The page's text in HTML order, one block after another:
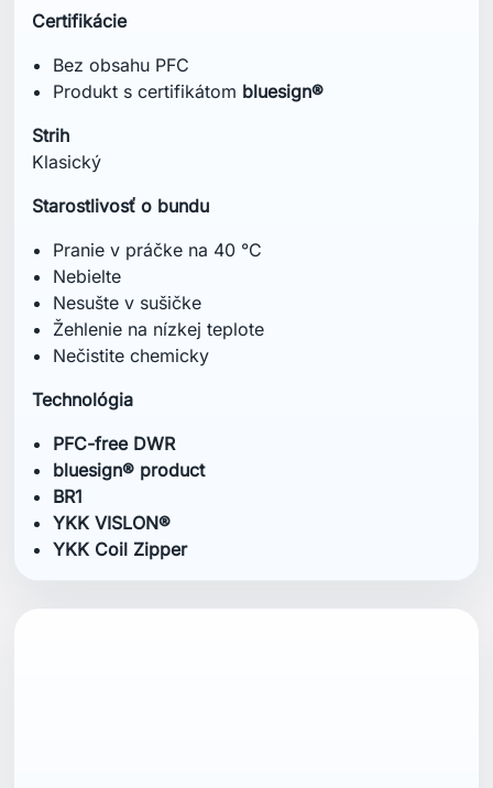
Certifikácie
Bez obsahu PFC
Produkt s certifikátom bluesign®
Strih
Klasický
Starostlivosť o bundu
Pranie v práčke na 40 °C
Nebielte
Nesušte v sušičke
Žehlenie na nízkej teplote
Nečistite chemicky
Technológia
PFC-free DWR
bluesign® product
BR1
YKK VISLON®
YKK Coil Zipper